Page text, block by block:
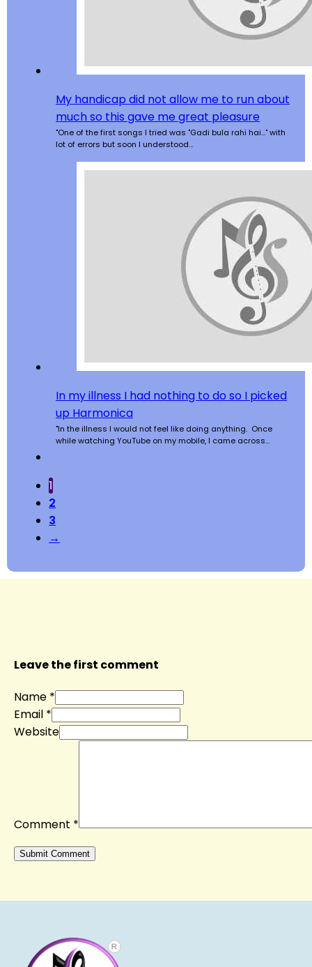
My handicap did not allow me to run about
much so this gave me great pleasure
"One of the first songs I tried was "Gadi bula rahi hai..." with
lot of errors but soon I understood…
In my illness I had nothing to do so I picked
up Harmonica
"In the illness I would not feel like doing anything. Once
while watching YouTube on my mobile, I came across…
1
2
3
→
Leave the first comment
Name *
Email *
Website
Comment *